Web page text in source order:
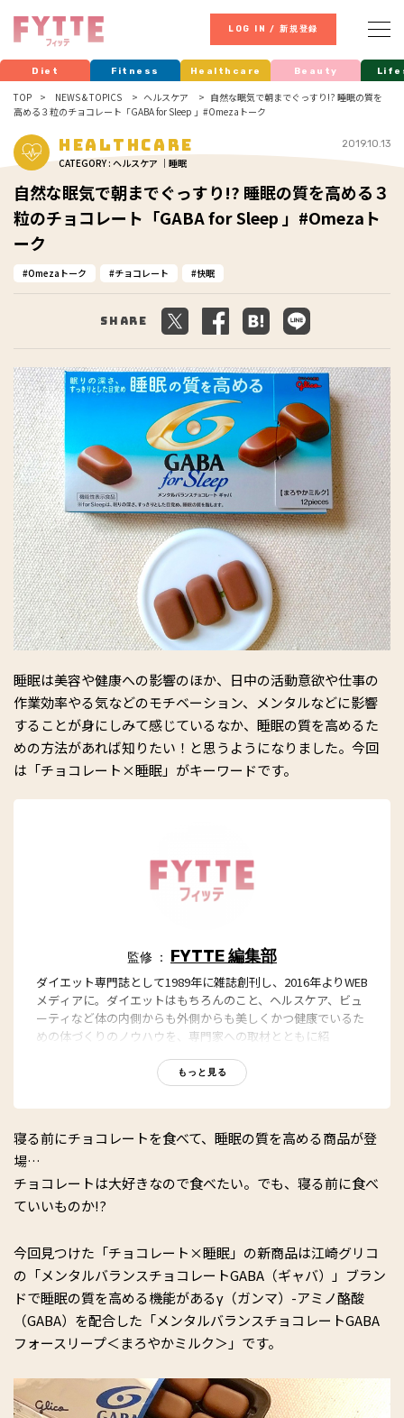
LOG IN / 新規登録
Diet Fitness Healthcare Beauty
TOP NEWS & TOPICS ヘルスケア
自然な眠気で朝までぐっすり!? 睡眠の質を
高める３粒のチョコレート「GABA for Sleep 」#Omezaトーク
Healthcare
CATEGORY : ヘルスケア ｜睡眠
2019.10.13
自然な眠気で朝までぐっすり!? 睡眠の質を高める３
粒のチョコレート「GABA for Sleep 」#Omezaト
ーク
Omezaトーク チョコレート 快眠
Share
睡眠は美容や健康への影響のほか、日中の活動意欲や仕事の
作業効率やる気などのモチベーション、メンタルなどに影響
することが身にしみて感じているなか、睡眠の質を高めるた
めの方法があれば知りたい！と思うようになりました。今回
は「チョコレート×睡眠」がキーワードです。
監修 ： FYTTE 編集部
ダイエット専門誌として1989年に雑誌創刊し、2016年よりWEB
メディアに。ダイエットはもちろんのこと、ヘルスケア、ビュ
ーティなど体の内側からも外側からも美しくかつ健康でいるた
めの体づくりのノウハウを、専門家への取材とともに紹
もに、編集部員も自らさまざまなヘルシーネタを日々お試し
もっと見る
寝る前にチョコレートを食べて、睡眠の質を高める商品が登
場…
チョコレートは大好きなので食べたい。でも、寝る前に食べ
ていいものか!?
今回見つけた「チョコレート×睡眠」の新商品は江崎グリコ
の「メンタルバランスチョコレートGABA（ギャバ）」ブラン
ドで睡眠の質を高める機能があるγ（ガンマ）-アミノ酪酸
（GABA）を配合した「メンタルバランスチョコレートGABA
フォースリープ＜まろやかミルク＞」です。